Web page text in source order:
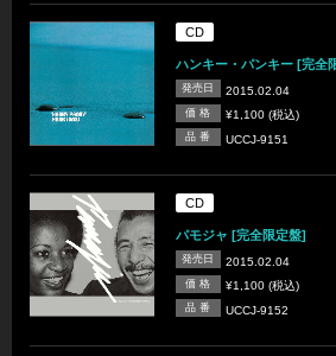
CD
ハンキー・パンキー [完全
発売日 2015.02.04
価 格 ¥1,100 (税込)
品 番 UCCJ-9151
CD
パモジャ [完全限定盤]
発売日 2015.02.04
価 格 ¥1,100 (税込)
品 番 UCCJ-9152